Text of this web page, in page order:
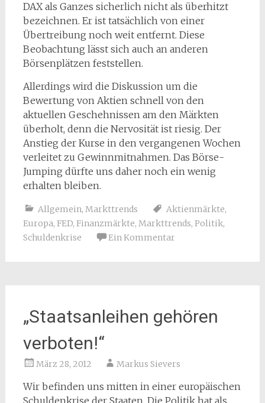
DAX als Ganzes sicherlich nicht als überhitzt
bezeichnen. Er ist tatsächlich von einer
Übertreibung noch weit entfernt. Diese
Beobachtung lässt sich auch an anderen
Börsenplätzen feststellen.
Allerdings wird die Diskussion um die
Bewertung von Aktien schnell von den
aktuellen Geschehnissen am den Märkten
überholt, denn die Nervosität ist riesig. Der
Anstieg der Kurse in den vergangenen Wochen
verleitet zu Gewinnmitnahmen. Das Börse-
Jumping dürfte uns daher noch ein wenig
erhalten bleiben.
Allgemein, Markttrends Aktienmärkte,
Europa, FED, Finanzmärkte, Markttrends, Politik,
Schuldenkrise
Ein Kommentar
„Staatsanleihen gehören
verboten!“
März 28, 2012 Markus Sievers
Wir befinden uns mitten in einer europäischen
Schuldenkrise der Staaten. Die Politik hat als